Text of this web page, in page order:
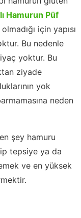
Hamurun Püf
için yapısı
Bu nedenle
yoktur. Bu
ziyade
yok
neden
şey hamuru
tepsiye ya da
ve en yüksek